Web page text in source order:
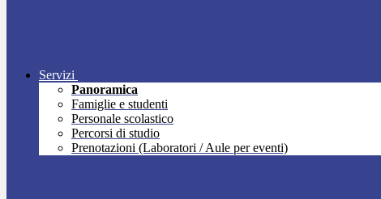
Servizi
Panoramica
Famiglie e studenti
Personale scolastico
Percorsi di studio
Prenotazioni (Laboratori / Aule per eventi)